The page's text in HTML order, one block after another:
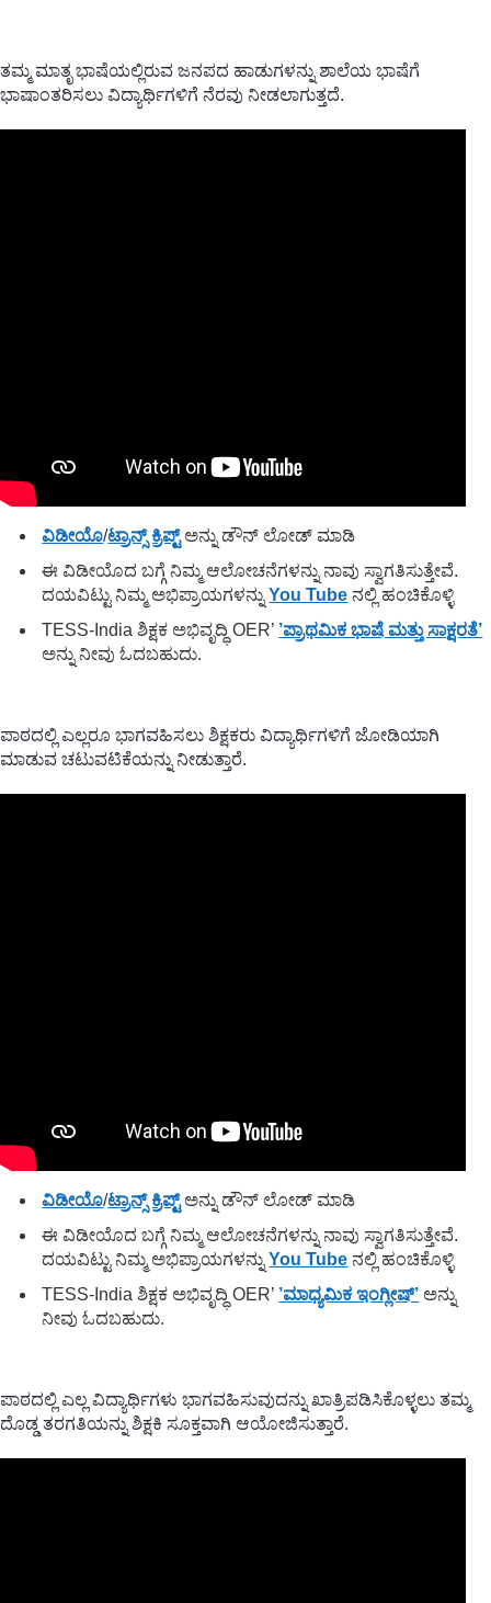
ತಮ್ಮ ಮಾತೃ ಭಾಷೆಯಲ್ಲಿರುವ ಜನಪದ ಹಾಡುಗಳನ್ನು ಶಾಲೆಯ ಭಾಷೆಗೆ
ಭಾಷಾಂತರಿಸಲು ವಿದ್ಯಾರ್ಥಿಗಳಿಗೆ ನೆರವು ನೀಡಲಾಗುತ್ತದೆ.
ವಿಡೀಯೊ/ಟ್ರಾನ್ಸ್ ಕ್ರಿಪ್ಟ್ಅನ್ನು ಡೌನ್ ಲೋಡ್ ಮಾಡಿ
ಈ ವಿಡೀಯೊದ ಬಗ್ಗೆ ನಿಮ್ಮ ಆಲೋಚನೆಗಳನ್ನು ನಾವು ಸ್ವಾಗತಿಸುತ್ತೇವೆ.
ದಯವಿಟ್ಟು ನಿಮ್ಮ ಅಭಿಪ್ರಾಯಗಳನ್ನುYou Tube ನಲ್ಲಿ ಹಂಚಿಕೊಳ್ಳಿ
TESS-India ಶಿಕ್ಷಕ ಅಭಿವೃದ್ಧಿ OER’ ’ಪ್ರಾಥಮಿಕ ಭಾಷೆ ಮತ್ತು ಸಾಕ್ಷರತೆ’
ಅನ್ನು ನೀವು ಓದಬಹುದು.
ಪಾಠದಲ್ಲಿ ಎಲ್ಲರೂ ಭಾಗವಹಿಸಲು ಶಿಕ್ಷಕರು ವಿದ್ಯಾರ್ಥಿಗಳಿಗೆ ಜೋಡಿಯಾಗಿ
ಮಾಡುವ ಚಟುವಟಿಕೆಯನ್ನು ನೀಡುತ್ತಾರೆ.
ವಿಡೀಯೊ/ಟ್ರಾನ್ಸ್ ಕ್ರಿಪ್ಟ್ಅನ್ನು ಡೌನ್ ಲೋಡ್ ಮಾಡಿ
ಈ ವಿಡೀಯೊದ ಬಗ್ಗೆ ನಿಮ್ಮ ಆಲೋಚನೆಗಳನ್ನು ನಾವು ಸ್ವಾಗತಿಸುತ್ತೇವೆ.
ದಯವಿಟ್ಟು ನಿಮ್ಮ ಅಭಿಪ್ರಾಯಗಳನ್ನುYou Tube ನಲ್ಲಿ ಹಂಚಿಕೊಳ್ಳಿ
TESS-India ಶಿಕ್ಷಕ ಅಭಿವೃದ್ಧಿ OER’ ’ಮಾಧ್ಯಮಿಕ ಇಂಗ್ಲೀಷ್’ ಅನ್ನು
ನೀವು ಓದಬಹುದು.
ಪಾಠದಲ್ಲಿ ಎಲ್ಲ ವಿದ್ಯಾರ್ಥಿಗಳು ಭಾಗವಹಿಸುವುದನ್ನು ಖಾತ್ರಿಪಡಿಸಿಕೊಳ್ಳಲು ತಮ್ಮ
ದೊಡ್ಡ ತರಗತಿಯನ್ನು ಶಿಕ್ಷಕಿ ಸೂಕ್ತವಾಗಿ ಆಯೋಜಿಸುತ್ತಾರೆ.